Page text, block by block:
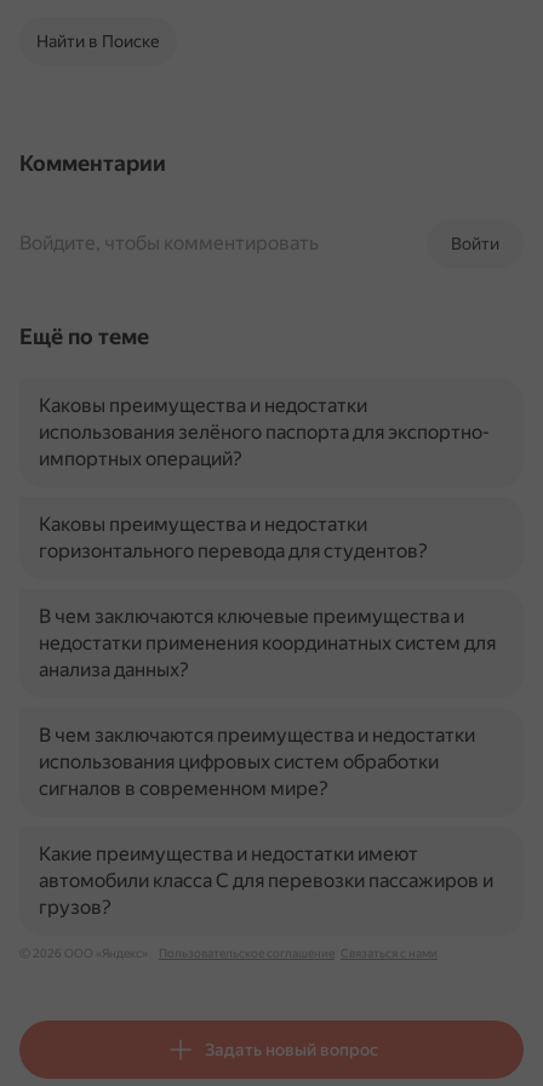
Найти в Поиске
Комментарии
Войти
Войдите, чтобы комментировать
Ещё по теме
Каковы преимущества и недостатки
использования зелёного паспорта для экспортно-
импортных операций?
Каковы преимущества и недостатки
горизонтального перевода для студентов?
В чем заключаются ключевые преимущества и
недостатки применения координатных систем для
анализа данных?
В чем заключаются преимущества и недостатки
использования цифровых систем обработки
сигналов в современном мире?
Какие преимущества и недостатки имеют
автомобили класса C для перевозки пассажиров и
грузов?
© 2026 ООО «Яндекс» Пользовательское соглашение Связаться с нами
Задать новый вопрос